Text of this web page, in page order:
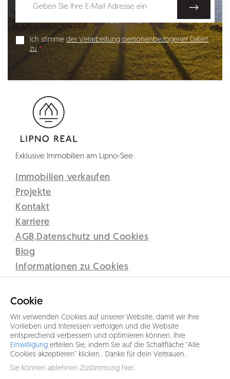
Ich stimme der Verarbeitung personenbezogener Daten
zu
Exklusive Immobilien am Lipno-See
Immobilien verkaufen
Projekte
Kontakt
Karriere
AGB,Datenschutz und Cookies
Blog
Informationen zu Cookies
Lipno Real s.r.o.
Sidlo: Přístav 71, 382 78 Lipno nad Vltavou
IČO 26077191
+43 664 5317333
Cookie
Wir verwenden Cookies auf unserer Website, damit wir Ihre
Vorlieben und Interessen verfolgen und die Website
entsprechend verbessern und optimieren können. Ihre
Einwilligung erteilen Sie, indem Sie auf die Schaltfläche "Alle
Cookies akzeptieren" klicken . Danke für dein Vertrauen.
Sie können ablehnen Zustimmung hier.